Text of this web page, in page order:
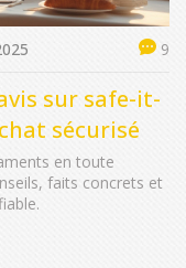
9
sur safe-it-
sécurisé
en toute
faits concrets et